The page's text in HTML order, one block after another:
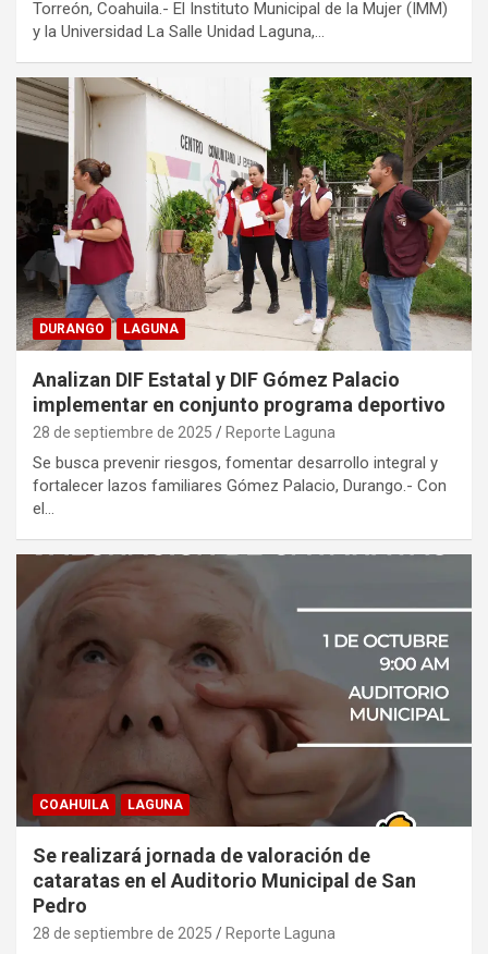
Torreón, Coahuila.- El Instituto Municipal de la Mujer (IMM)
y la Universidad La Salle Unidad Laguna,…
DURANGO LAGUNA
Analizan DIF Estatal y DIF Gómez Palacio
implementar en conjunto programa deportivo
28 de septiembre de 2025 Reporte Laguna
Se busca prevenir riesgos, fomentar desarrollo integral y
fortalecer lazos familiares Gómez Palacio, Durango.- Con
el…
COAHUILA LAGUNA
Se realizará jornada de valoración de
cataratas en el Auditorio Municipal de San
Pedro
28 de septiembre de 2025 Reporte Laguna